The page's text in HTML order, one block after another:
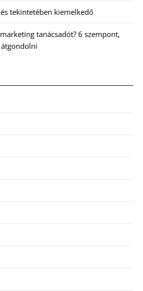
tekintetében kiemelkedő
tanácsadót? 6 szempont,